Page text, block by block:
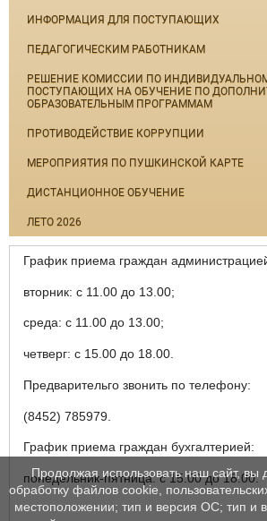
ИНФОРМАЦИЯ ДЛЯ ПОСТУПАЮЩИХ
ПЕДАГОГИЧЕСКИМ РАБОТНИКАМ
РЕШЕНИЕ КОМИССИИ ПО
ПОСТУПАЮЩИХ НА ОБУЧЕНИЕ ПО
ОБРАЗОВАТЕЛЬНЫМ ПРОГРАММАМ
ПРОТИВОДЕЙСТВИЕ КОРРУПЦИИ
МЕРОПРИЯТИЯ ПО ПУШКИНСКОЙ КАРТЕ
ДИСТАНЦИОННОЕ ОБУЧЕНИЕ
ЛЕТО 2026
График приема граждан
вторник: с 11.00 до 13.00;
среда: с 11.00 до 13.00;
четверг: с 15.00 до 18.00.
Предварительго звонить по телефону:
(8452) 785979.
График приема граждан бухгалтерией:
понедельник-пятница: с 15.00 до 18.00.
Продолжая использовать наш сайт, вы
обработку файлов cookie,
местоположении; тип и версия ОС; тип и